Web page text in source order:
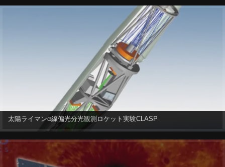
太陽ライマンα線偏光分光観測ロケット実験CLASP